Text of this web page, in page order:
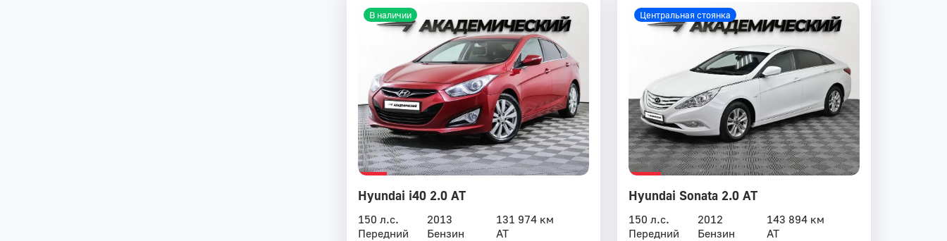
Hyundai i40 2.0 AT
150 л.с. 2013
131 974 км
Передний
Бензин AT
В наличии
Hyundai Sonata 2.0 AT
150 л.с. 2012
143 894 км
Передний
Бензин AT
Центральная стоянка